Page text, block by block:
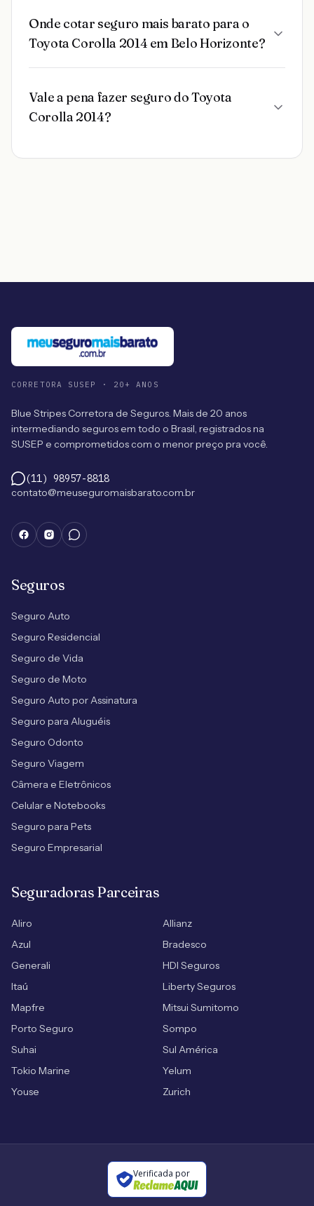
Onde cotar seguro mais barato para o
Toyota Corolla 2014 em Belo Horizonte?
Vale a pena fazer seguro do Toyota
Corolla 2014?
CORRETORA SUSEP · 20+ ANOS
Blue Stripes Corretora de Seguros. Mais de 20 anos
intermediando seguros em todo o Brasil, registrados na
SUSEP e comprometidos com o menor preço pra você.
(11) 98957-8818
contato@meuseguromaisbarato.com.br
Seguros
Seguro Auto
Seguro Residencial
Seguro de Vida
Seguro de Moto
Seguro Auto por Assinatura
Seguro para Aluguéis
Seguro Odonto
Seguro Viagem
Câmera e Eletrônicos
Celular e Notebooks
Seguro para Pets
Seguro Empresarial
Seguradoras Parceiras
Aliro
Allianz
Azul
Bradesco
Generali
HDI Seguros
Itaú
Liberty Seguros
Mapfre
Mitsui Sumitomo
Porto Seguro
Sompo
Suhai
Sul América
Tokio Marine
Yelum
Youse
Zurich
Verificada por